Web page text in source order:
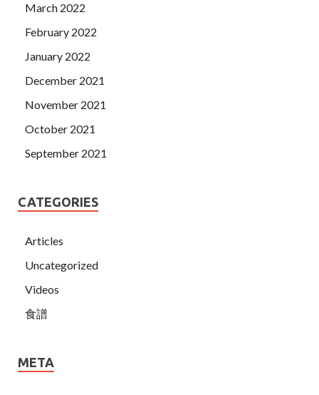
March 2022
February 2022
January 2022
December 2021
November 2021
October 2021
September 2021
CATEGORIES
Articles
Uncategorized
Videos
食譜
META